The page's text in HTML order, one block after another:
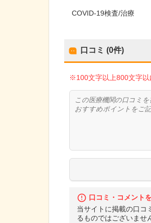
COVID-19検査/治療
口コミ (0件)
※100文字以上800文字以
口コミ・コメント
当サイトに掲載の口コ
るものではございませ